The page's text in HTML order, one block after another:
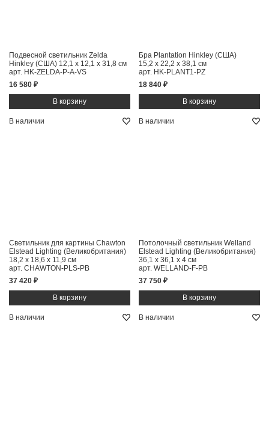
Подвесной светильник Zelda
Hinkley (США) 12,1 x 12,1 x 31,8 см
арт. HK-ZELDA-P-A-VS
16 580 ₽
Бра Plantation Hinkley (США)
15,2 x 22,2 x 38,1 см
арт. HK-PLANT1-PZ
18 840 ₽
В наличии
Светильник для картины Chawton
Elstead Lighting (Великобритания)
18,2 x 18,6 x 11,9 см
арт. CHAWTON-PLS-PB
37 420 ₽
В наличии
Потолочный светильник Welland
Elstead Lighting (Великобритания)
36,1 x 36,1 x 4 см
арт. WELLAND-F-PB
37 750 ₽
В наличии В наличии